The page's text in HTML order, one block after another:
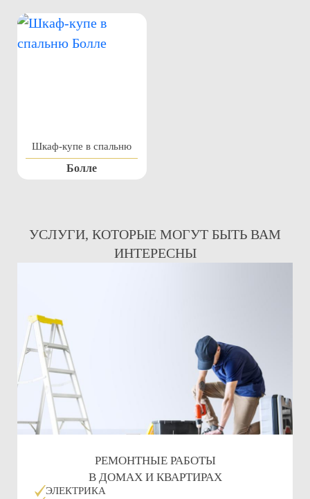
Шкаф-купе в спальню
Болле
УСЛУГИ, КОТОРЫЕ МОГУТ БЫТЬ ВАМ
ИНТЕРЕСНЫ
РЕМОНТНЫЕ РАБОТЫ
В ДОМАХ И КВАРТИРАХ
ЭЛЕКТРИКА